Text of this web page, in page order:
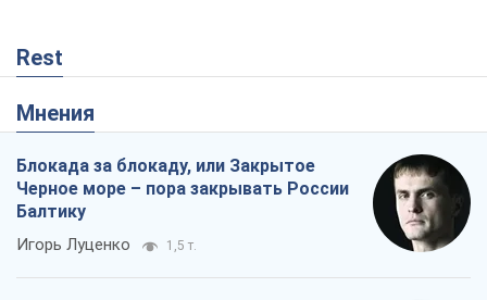
Rest
Мнения
Блокада за блокаду, или Закрытое
Черное море – пора закрывать России
Балтику
Игорь Луценко 1,5 т.